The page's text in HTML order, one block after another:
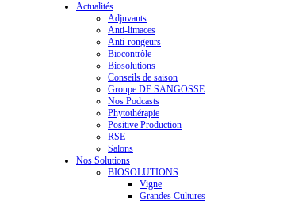
Actualités
Adjuvants
Anti-limaces
Anti-rongeurs
Biocontrôle
Biosolutions
Conseils de saison
Groupe DE SANGOSSE
Nos Podcasts
Phytothérapie
Positive Production
RSE
Salons
Nos Solutions
BIOSOLUTIONS
Vigne
Grandes Cultures